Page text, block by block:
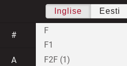
Inglise Eesti
#
A
F
F1
F2F (1)